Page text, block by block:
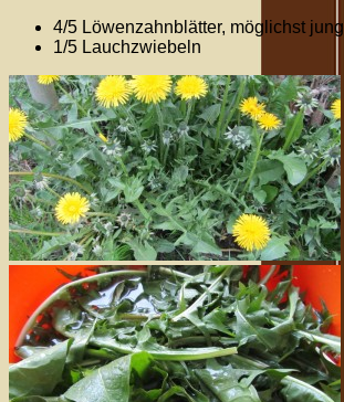
4/5 Löwenzahnblätter, möglichst jung
1/5 Lauchzwiebeln